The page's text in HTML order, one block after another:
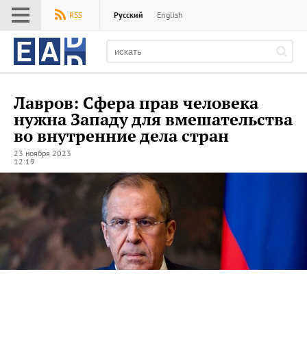
Меню
RSS Русский English
Лавров: Сфера прав человека
нужна Западу для вмешательства
во внутренние дела стран
23 ноября 2023
12:19